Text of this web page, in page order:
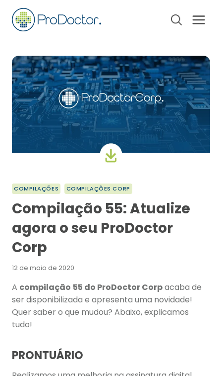
Pular
para
COMPILAÇÕES COMPILAÇÕES CORP
Compilação 55: Atualize
agora o seu ProDoctor
Corp
12 de maio de 2020
A compilação 55 do ProDoctor Corpacaba de
ser disponibilizada e apresenta uma novidade!
Quer saber o que mudou? Abaixo, explicamos
tudo!
PRONTUÁRIO